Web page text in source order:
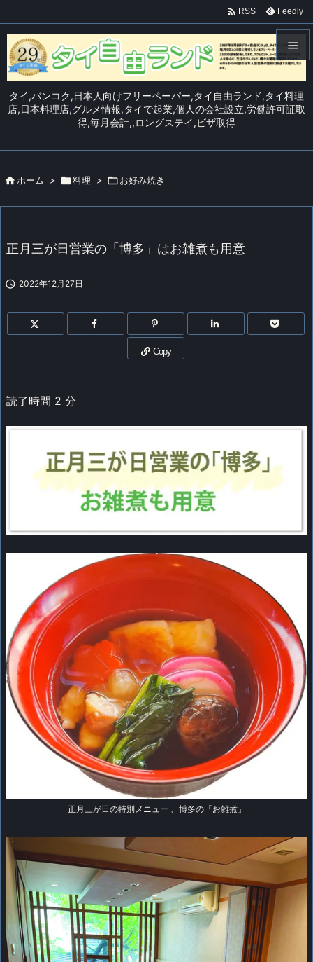
タイ,バンコク,日本人向けフリーペーパー,タイ自由ランド,タイ料理
店,日本料理店,グルメ情報,タイで起業,個人の会社設立,労働許可証取
得,毎月会計,,ロングステイ,ビザ取得

メニュ


 RSS Feedly
 ホーム > 料理 > お好み焼き
正月三が日営業の「博多」はお雑煮も用意
 2022年12月27日
Copy
読了時間 2 分
正月三が日の特別メニュー 、博多の「お雑煮」